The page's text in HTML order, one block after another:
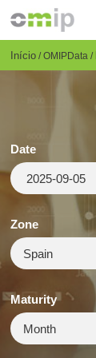
para
conteúdo
Breadcrumb
Início OMIPData
Date
Zone
Maturity